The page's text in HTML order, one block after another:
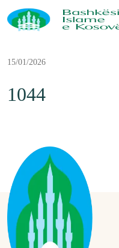
15/01/2026
1044